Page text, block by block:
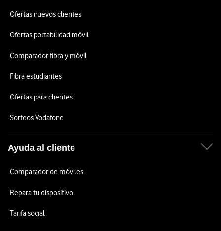
Ofertas nuevos clientes
Ofertas portabilidad móvil
Comparador fibra y móvil
Fibra estudiantes
Ofertas para clientes
Sorteos Vodafone
Ayuda al cliente
Comparador de móviles
Repara tu dispositivo
Tarifa social